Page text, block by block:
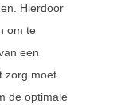
Hierdoor
om te
een
zorg moet
de optimale